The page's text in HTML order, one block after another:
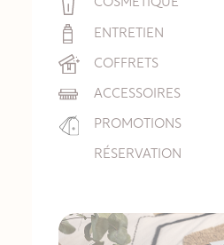
COSMÉTIQUE
ENTRETIEN
COFFRETS
ACCESSOIRES
PROMOTIONS
RÉSERVATION